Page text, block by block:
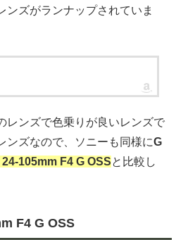
ンズがランナップされていま
レンズで色乗りが良いレンズで
ンズなので、ソニーも同様にG
24-105mm F4 G OSSと比較し
F4 G OSS